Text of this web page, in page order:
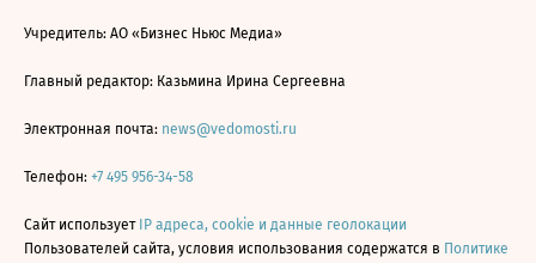
Учредитель: АО «Бизнес Ньюс Медиа»
Главный редактор: Казьмина Ирина Сергеевна
Электронная почта: news@vedomosti.ru
Телефон: +7 495 956-34-58
Сайт использует IP адреса, cookie и данные геолокации
Пользователей сайта, условия использования содержатся в Политике